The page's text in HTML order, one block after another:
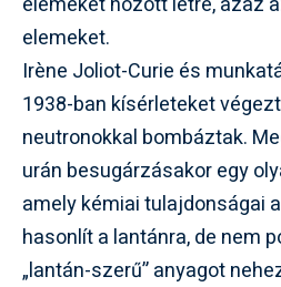
elemeket.
Irène Joliot-Curie és
1938-ban kísérleteket
neutronokkal bombáztak.
urán besugárzásakor egy
amely kémiai tulajdonságai
hasonlít a lantánra, de nem
„lantán-szerű” anyagot